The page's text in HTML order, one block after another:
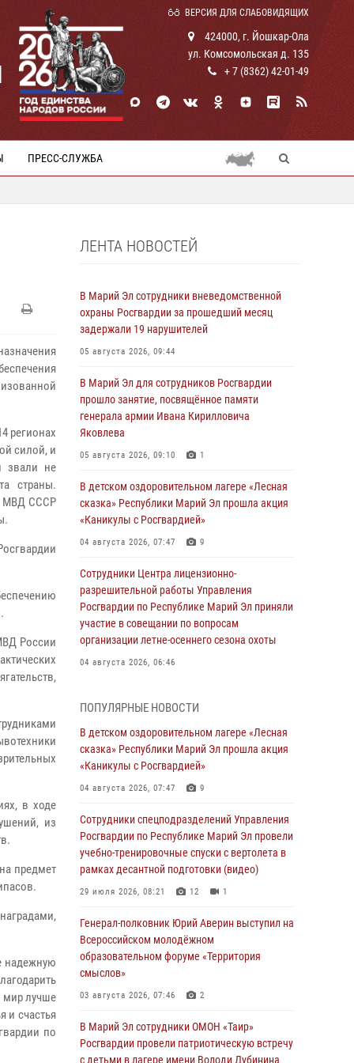
ВЕРСИЯ ДЛЯ СЛАБОВИДЯЩИХ
424000, г. Йошкар-Ола
ул. Комсомольская д. 135
+ 7 (8362) 42-01-49
ПРЕСС-СЛУЖБА
регионах
силой, и
звали не
страны.
МВД СССР
России
в ходе
из
предмет
надежную
мир лучше
и счастья
по
ЛЕНТА НОВОСТЕЙ
В Марий Эл сотрудники вневедомственной
охраны Росгвардии за прошедший месяц
задержали 19 нарушителей
05 августа 2026, 09:44
В Марий Эл для сотрудников Росгвардии
прошло занятие, посвящённое памяти
генерала армии Ивана Кирилловича
Яковлева
05 августа 2026, 09:10 1
В детском оздоровительном лагере «Лесная
сказка» Республики Марий Эл прошла акция
«Каникулы с Росгвардией»
04 августа 2026, 07:47 9
Сотрудники Центра лицензионно-
разрешительной работы Управления
Росгвардии по Республике Марий Эл приняли
участие в совещании по вопросам
организации летне-осеннего сезона охоты
04 августа 2026, 06:46
провели занятие по антикоррупционной
тематике
04 августа 2026, 06:06 2
Генерал-полковник Юрий Аверин выступил на
образовательном форуме «Территория
смыслов»
03 августа 2026, 07:46 2
Росгвардейцы в Марий Эл обеспечили
и проведения матчевого турнира на Кубок
Раимкуля Малахбекова
03 августа 2026, 06:52 7
Центральная войсковая комендатура
августа
02 августа 2026, 11:44
ПОПУЛЯРНЫЕ НОВОСТИ
В детском оздоровительном лагере «Лесная
сказка» Республики Марий Эл прошла акция
«Каникулы с Росгвардией»
04 августа 2026, 07:47 9
Сотрудники спецподразделений Управления
Росгвардии по Республике Марий Эл провели
учебно-тренировочные спуски с вертолета в
рамках десантной подготовки (видео)
29 июля 2026, 08:21 12 1
Генерал-полковник Юрий Аверин выступил на
Всероссийском молодёжном
образовательном форуме «Территория
смыслов»
03 августа 2026, 07:46 2
В Марий Эл сотрудники ОМОН «Таир»
Росгвардии провели патриотическую встречу
с детьми в лагере имени Володи Дубинина